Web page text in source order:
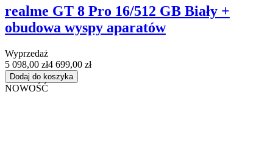
realme GT 8 Pro 16/512 GB Biały +
obudowa wyspy aparatów
Wyprzedaż
5 098,00 zł4 699,00 zł
Dodaj do koszyka
NOWOŚĆ